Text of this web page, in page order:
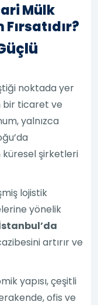
Mülk
noktada yer
bir ticaret ve
yalnızca
şirketleri
lojistik
yönelik
artırır ve
yapısı, çeşitli
ofis ve